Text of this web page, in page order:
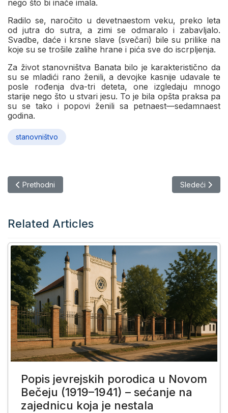
nego što bi inače imala.
Radilo se, naročito u devetnaestom veku, preko leta
od jutra do sutra, a zimi se odmaralo i zabavljalo.
Svadbe, daće i krsne slave (svečari) bile su prilike na
koje su se trošile zalihe hrane i pića sve do iscrpljenja.
Za život stanovništva Banata bilo je karakteristično da
su se mladići rano ženili, a devojke kasnije udavale te
posle rođenja dva-tri deteta, one izgledaju mnogo
starije nego što u stvari jesu. To je bila opšta praksa pa
su se tako i popovi ženili sa petnaest—sedamnaest
godina.
stanovništvo
Prethodni članak: Romi u Novom Bečeju i Vranjevu: Istorija,
Prethodni Sledeći
Sledeći
Related Articles
Popis jevrejskih porodica u Novom
Bečeju (1919–1941) – sećanje na
zajednicu koja je nestala